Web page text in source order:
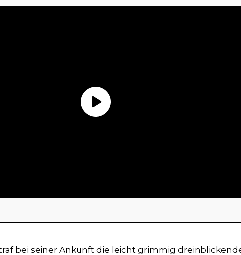
bei seiner Ankunft die leicht grimmig